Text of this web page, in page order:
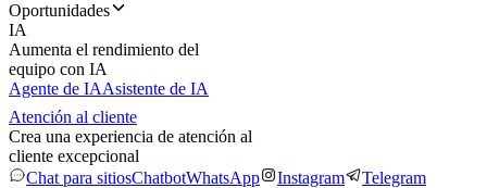
Oportunidades
IA
Aumenta el rendimiento del
equipo con IA
Agente de IAAsistente de IA
Atención al cliente
Crea una experiencia de atención al
cliente excepcional
Chat para sitiosChatbotWhatsApp Instagram Telegram